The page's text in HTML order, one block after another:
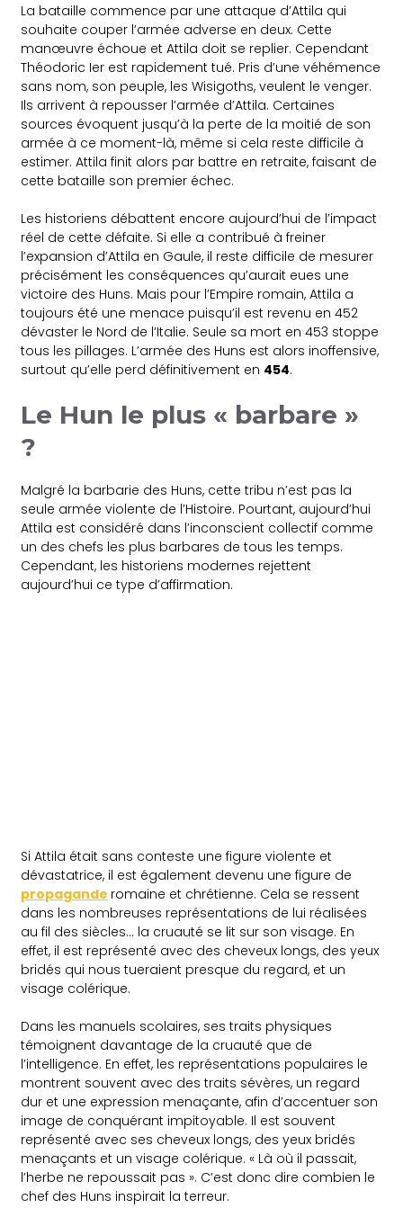
La bataille commence par une attaque d’Attila qui
souhaite couper l’armée adverse en deux. Cette
manœuvre échoue et Attila doit se replier. Cependant
Théodoric Ier est rapidement tué. Pris d’une véhémence
sans nom, son peuple, les Wisigoths, veulent le venger.
Ils arrivent à repousser l’armée d’Attila. Certaines
sources évoquent jusqu’à la perte de la moitié de son
armée à ce moment-là, même si cela reste difficile à
estimer. Attila finit alors par battre en retraite, faisant de
cette bataille son premier échec.
Les historiens débattent encore aujourd’hui de l’impact
réel de cette défaite. Si elle a contribué à freiner
l’expansion d’Attila en Gaule, il reste difficile de mesurer
précisément les conséquences qu’aurait eues une
victoire des Huns. Mais pour l’Empire romain, Attila a
toujours été une menace puisqu’il est revenu en 452
dévaster le Nord de l’Italie. Seule sa mort en 453 stoppe
tous les pillages. L’armée des Huns est alors inoffensive,
surtout qu’elle perd définitivement en 454.
Le Hun le plus « barbare »
?
Malgré la barbarie des Huns, cette tribu n’est pas la
seule armée violente de l’Histoire. Pourtant, aujourd’hui
Attila est considéré dans l’inconscient collectif comme
un des chefs les plus barbares de tous les temps.
Cependant, les historiens modernes rejettent
aujourd’hui ce type d’affirmation.
Si Attila était sans conteste une figure violente et
dévastatrice, il est également devenu une figure de
propagande romaine et chrétienne. Cela se ressent
dans les nombreuses représentations de lui réalisées
au fil des siècles… la cruauté se lit sur son visage. En
effet, il est représenté avec des cheveux longs, des yeux
bridés qui nous tueraient presque du regard, et un
visage colérique.
Dans les manuels scolaires, ses traits physiques
témoignent davantage de la cruauté que de
l’intelligence. En effet, les représentations populaires le
montrent souvent avec des traits sévères, un regard
dur et une expression menaçante, afin d’accentuer son
image de conquérant impitoyable. Il est souvent
représenté avec ses cheveux longs, des yeux bridés
menaçants et un visage colérique. « Là où il passait,
l’herbe ne repoussait pas ». C’est donc dire combien le
chef des Huns inspirait la terreur.